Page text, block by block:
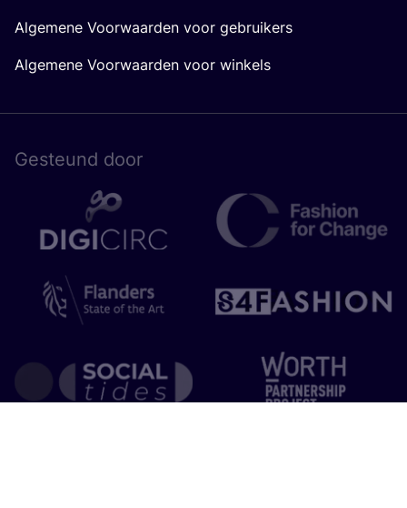
Algemene Voorwaarden voor gebruikers
Algemene Voorwaarden voor winkels
Gesteund door